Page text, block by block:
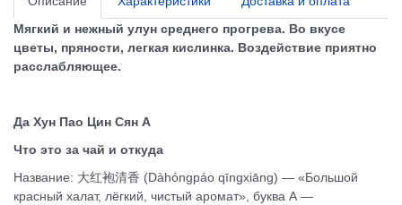
Мягкий и нежный улун среднего прогрева. Во вкусе
цветы, пряности, легкая кислинка. Воздействие приятно
расслабляющее.
Да Хун Пао Цин Сян А
Что это за чай и откуда
Название: 大红袍清香 (Dàhóngpáo qīngxiāng) — «Большой
красный халат, лёгкий, чистый аромат», буква А —